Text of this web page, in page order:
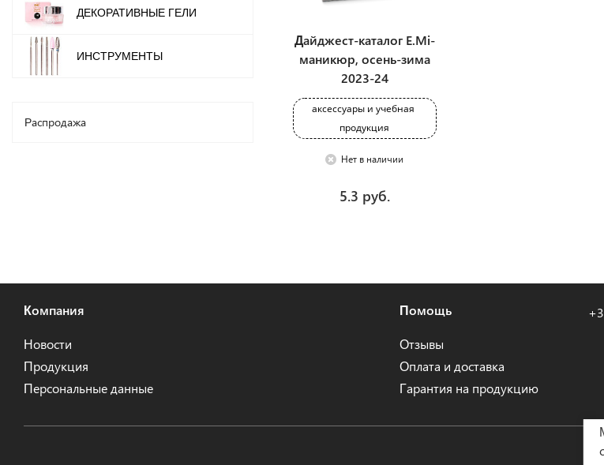
Дайджест-каталог E.Mi-
маникюр, осень-зима
2023-24
аксессуары и учебная
продукция
Нет в наличии
5.3 руб.
ДЕКОРАТИВНЫЕ ГЕЛИ
ИНСТРУМЕНТЫ
Распродажа
Компания
Новости
Продукция
Персональные данные
Помощь
Отзывы
Оплата и доставка
Гарантия на продукцию